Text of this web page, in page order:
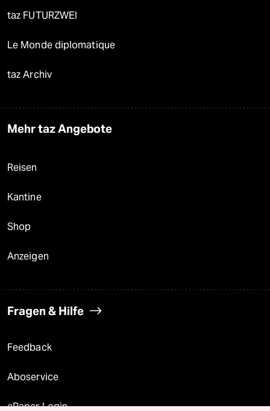
taz FUTURZWEI
Le Monde diplomatique
taz Archiv
Mehr taz Angebote
Reisen
Kantine
Shop
Anzeigen
Fragen & Hilfe
Feedback
Aboservice
ePaper Login